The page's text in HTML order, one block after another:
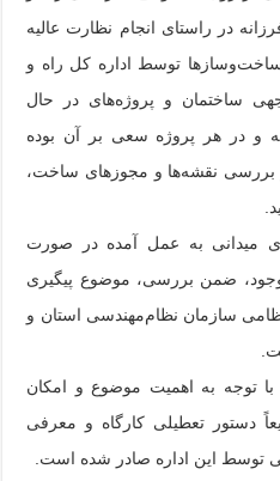
در راستای انجام نظارت عالیه
بر ساخت‌وسازها توسط اداره کل راه و
ساختمان و پروژه‌های در حال
و در هر پروژه سعی بر آن بوده
نقشه‌ها و مجوزهای ساخت،
میدانی به عمل آمده در صورت
ضمن بررسی، موضوع پیگیری
سازمان نظام‌مهندسی استان و
توجه به اهمیت موضوع و امکان
دستور تعطیلی کارگاه و معرفی
توسط این اداره صادر شده است.